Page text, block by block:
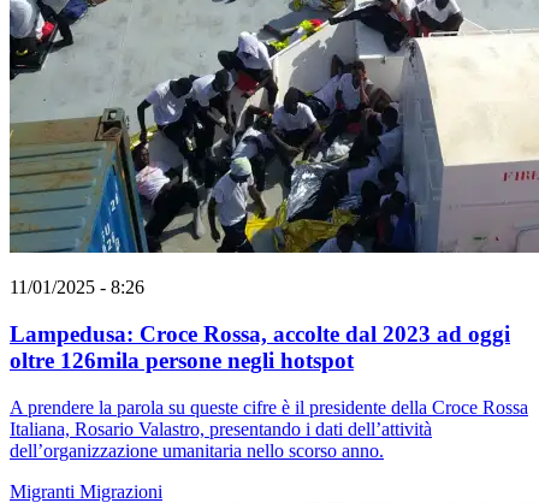
11/01/2025 - 8:26
Lampedusa: Croce Rossa, accolte dal 2023 ad oggi
oltre 126mila persone negli hotspot
A prendere la parola su queste cifre è il presidente della Croce Rossa
Italiana, Rosario Valastro, presentando i dati dell’attività
dell’organizzazione umanitaria nello scorso anno.
Migranti Migrazioni